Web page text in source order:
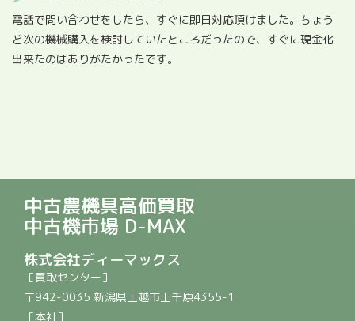
電話で問い合わせをしたら、すぐに即日対応頂けました。ちょう
ど次の機械購入を検討していたところだったので、すぐに現金化
出来たのはありがたかったです。
中古農機具高価買取
中古機市場 D-MAX
株式会社ディーマックス
［買取センター］
〒942-0035 新潟県上越市上千原4355-1
［本社］